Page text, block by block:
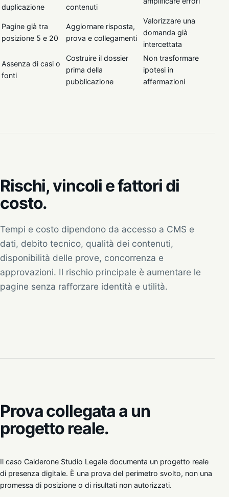
duplicazione contenuti
Pagine già tra
posizione 5 e 20
Aggiornare risposta,
prova e collegamenti
Valorizzare una
domanda già
intercettata
Assenza di casi o
fonti
Costruire il dossier
prima della
pubblicazione
Non trasformare
ipotesi in
affermazioni
Rischi, vincoli e fattori di
costo.
Tempi e costo dipendono da accesso a CMS e
dati, debito tecnico, qualità dei contenuti,
disponibilità delle prove, concorrenza e
approvazioni. Il rischio principale è aumentare le
pagine senza rafforzare identità e utilità.
Prova collegata a un
progetto reale.
Il caso Calderone Studio Legale documenta un progetto reale
di presenza digitale. È una prova del perimetro svolto, non una
promessa di posizione o di risultati non autorizzati.